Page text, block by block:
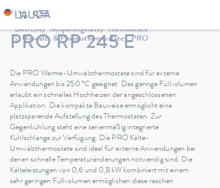
LAUDA Temperiergeräte
Thermostate
Umwälz- & Prozessthermostate
PRO
PRO RP 245 E
Die PRO Wärme-Umwälzthermostate sind für externe
Anwendungen bis 250 °C geeignet. Das geringe Füllvolumen
erlaubt ein schnelles Hochheizen der angeschlossenen
Applikation. Die kompakte Bauweise ermöglicht eine
platzsparende Aufstellung des Thermostaten. Zur
Gegenkühlung steht eine serienmäßig integrierte
Kühlschlange zur Verfügung. Die PRO Kälte-
Umwälzthermostate sind ideal für externe Anwendungen bei
denen schnelle Temperaturänderungen notwendig sind. Die
Kälteleistungen von 0,6 und 0,8 kW kombiniert mit einem
sehr geringen Füllvolumen ermöglichen diese raschen